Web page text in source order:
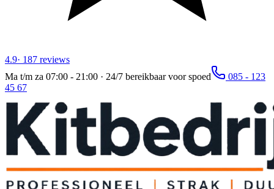
4.9· 187 reviews
Ma t/m za 07:00 - 21:00 · 24/7 bereikbaar voor spoed
085 - 123
45 67